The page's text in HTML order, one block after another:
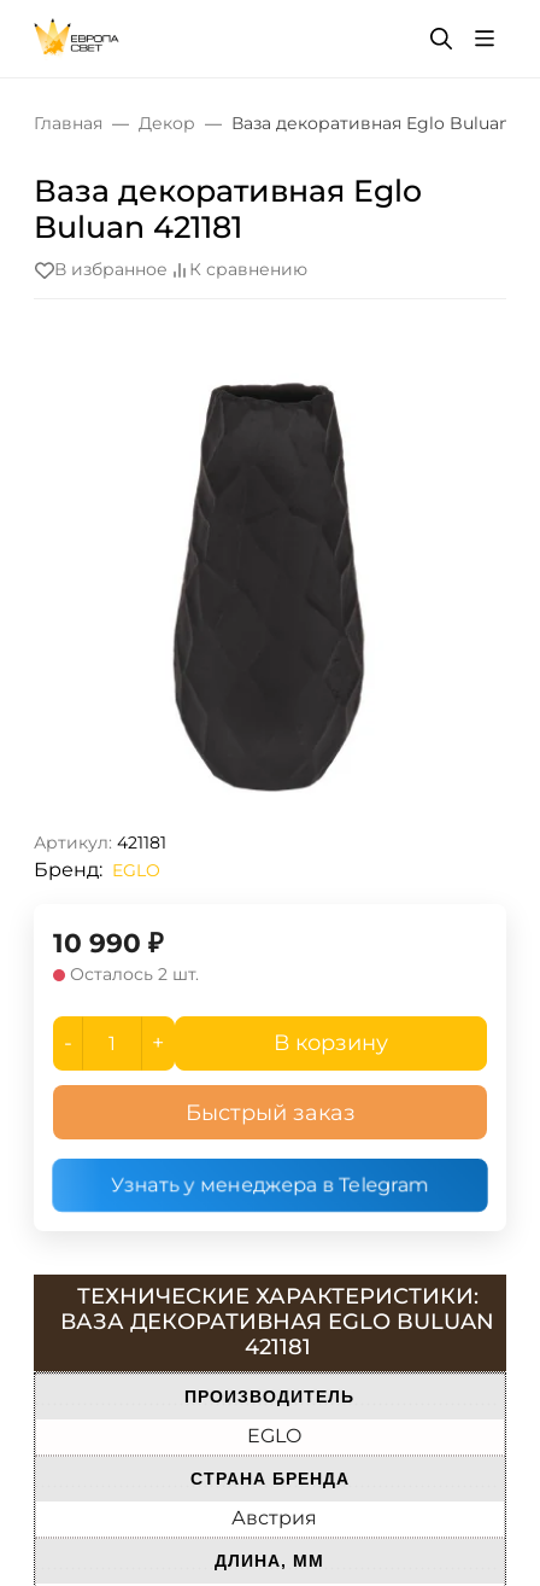
Главная Декор Ваза декоративная Eglo Buluan
Ваза декоративная Eglo
Buluan 421181
В избранное К сравнению
Артикул: 421181
Бренд: EGLO
10 990 ₽
Осталось 2 шт.
- + В корзину
Быстрый заказ
Узнать у менеджера в Telegram
ТЕХНИЧЕСКИЕ ХАРАКТЕРИСТИКИ:
ВАЗА ДЕКОРАТИВНАЯ EGLO BULUAN
421181
ПРОИЗВОДИТЕЛЬ
EGLO
СТРАНА БРЕНДА
Австрия
ДЛИНА, ММ